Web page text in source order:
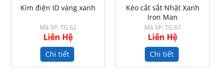
Kìm điện ID vàng xanh
Mã SP: TG 62
Liên Hệ
Chi tiết
Kéo cắt sắt Nhật Xanh
Iron Man
Mã SP: TG 67
Liên Hệ
Chi tiết